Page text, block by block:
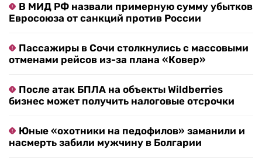
В МИД РФ назвали примерную сумму убытков
Евросоюза от санкций против России
Пассажиры в Сочи столкнулись с массовыми
отменами рейсов из-за плана «Ковер»
После атак БПЛА на объекты Wildberries
бизнес может получить налоговые отсрочки
Юные «охотники на педофилов» заманили и
насмерть забили мужчину в Болгарии